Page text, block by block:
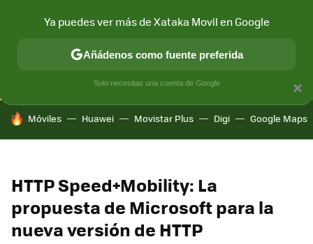
CONECTIVIDAD MÓVIL Y SOCIEDAD APLICACIONES
HOY SE HABLA DE
Móviles Huawei Movistar Plus Digi Google Maps
HTTP Speed+Mobility: La
propuesta de Microsoft para la
nueva versión de HTTP
×
Ya puedes ver más de Xataka Movil en Google
Añádenos como fuente preferida
Solo necesitas una cuenta de Google